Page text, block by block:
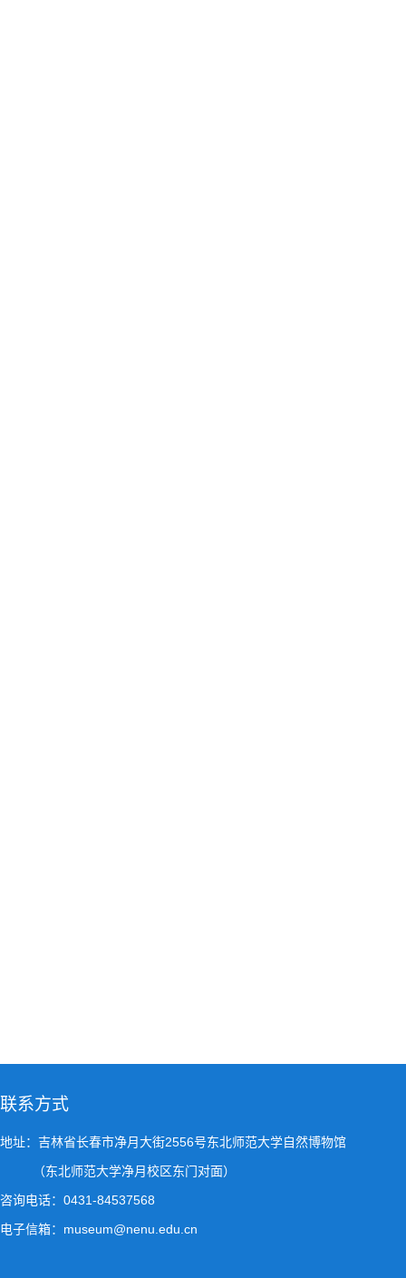
联系方式
地址：吉林省长春市净月大街2556号东北师范大学自然博物馆
（东北师范大学净月校区东门对面）
咨询电话：0431-84537568
电子信箱：museum@nenu.edu.cn